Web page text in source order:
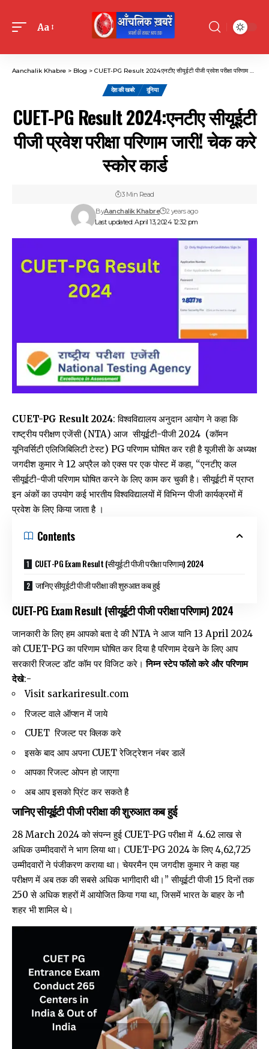
Font
Aa
Aanchalik Khabre > Blog > CUET-PG Result 2024:एनटीए सीयूईटी पीजी प्रवेश परीक्षा परिणाम जारी! चेक करे स्कोर कार्ड
देश की खबरे दुनिया
CUET-PG Result 2024:एनटीए सीयूईटी
पीजी प्रवेश परीक्षा परिणाम जारी! चेक करे
स्कोर कार्ड
Last updated: April 13, 2024 12:32 pm
ByAanchalik Khabre 2 years ago
3 Min Read
CUET-PG Result 2024: विश्वविद्यालय अनुदान आयोग ने कहा कि
राष्ट्रीय परीक्षण एजेंसी (NTA) आज सीयूईटी-पीजी 2024 (कॉमन
यूनिवर्सिटी एलिजिबिलिटी टेस्ट) PG परिणाम घोषित कर रही है यूजीसी के अध्यक्ष
जगदीश कुमार ने 12 अप्रैल को एक्स पर एक पोस्ट में कहा, “एनटीए कल
सीयूईटी-पीजी परिणाम घोषित करने के लिए काम कर चुकी है। सीयूईटी में प्राप्त
इन अंकों का उपयोग कई भारतीय विश्वविद्यालयों में विभिन्न पीजी कार्यक्रमों में
प्रवेश के लिए किया जाता है ।
Contents
CUET-PG Exam Result (सीयूईटी पीजी परीक्षा परिणाम) 2024
जानिए सीयूईटी पीजी परीक्षा की शुरुआत कब हुई
CUET-PG Exam Result (सीयूईटी पीजी परीक्षा परिणाम) 2024
जानकारी के लिए हम आपको बता दे की NTA ने आज यानि 13 April 2024
को CUET-PG का परिणाम घोषित कर दिया है परिणाम देखने के लिए आप
सरकारी रिजल्ट डॉट कॉम पर विजिट करे।निम्न स्टेप फॉलो करे और परिणाम
देखे:-
Visit sarkariresult.com
रिजल्ट वाले ऑप्शन में जाये
CUET रिजल्ट पर क्लिक करे
इसके बाद आप अपना CUET रेजिट्रेशन नंबर डालें
आपका रिजल्ट ओपन हो जाएगा
अब आप इसको प्रिंट कर सकते है
जानिए सीयूईटी पीजी परीक्षा की शुरुआत कब हुई
28 March 2024 को संपन्न हुई CUET-PG परीक्षा में 4.62 लाख से
अधिक उम्मीदवारों ने भाग लिया था। CUET-PG 2024 के लिए 4,62,725
उम्मीदवारों ने पंजीकरण कराया था। चेयरमैन एम जगदीश कुमार ने कहा यह
परीक्षण में अब तक की सबसे अधिक भागीदारी थी।” सीयूईटी पीजी 15 दिनों तक
250 से अधिक शहरों में आयोजित किया गया था, जिसमें भारत के बाहर के नौ
शहर भी शामिल थे।